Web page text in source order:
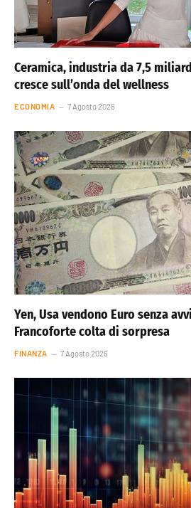
Ceramica, industria da 7,5
cresce sull’onda del wellness
ECONOMIA 7 Agosto 2026
Yen, Usa vendono Euro senza
Francoforte colta di sorpresa
FINANZA 7 Agosto 2026